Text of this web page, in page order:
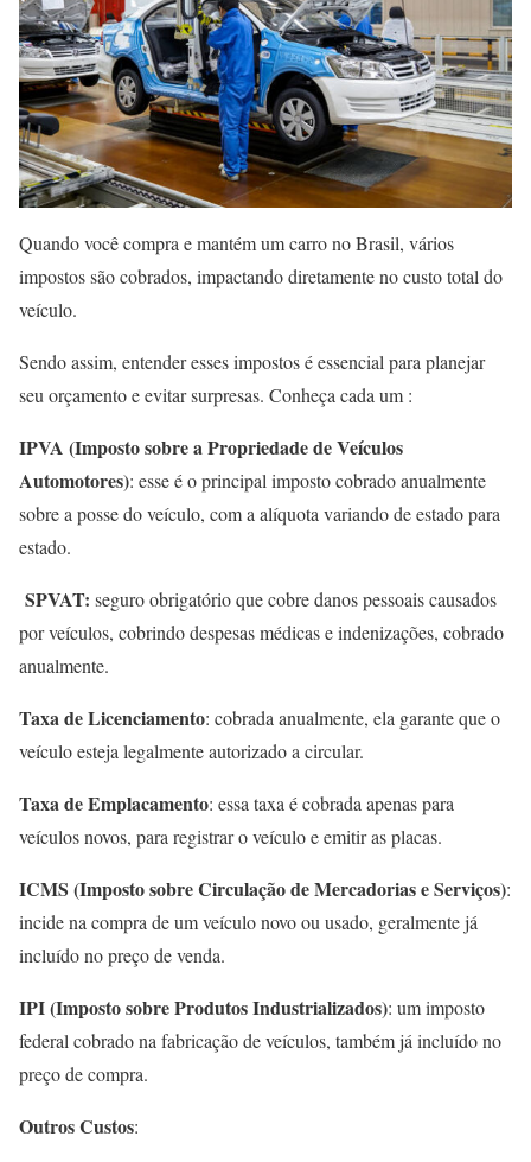
Quando você compra e mantém um carro no Brasil, vários
impostos são cobrados, impactando diretamente no custo total do
veículo.
Sendo assim, entender esses impostos é essencial para planejar
seu orçamento e evitar surpresas. Conheça cada um :
IPVA (Imposto sobre a Propriedade de Veículos
Automotores): esse é o principal imposto cobrado anualmente
sobre a posse do veículo, com a alíquota variando de estado para
estado.
SPVAT: seguro obrigatório que cobre danos pessoais causados
por veículos, cobrindo despesas médicas e indenizações, cobrado
anualmente.
Taxa de Licenciamento: cobrada anualmente, ela garante que o
veículo esteja legalmente autorizado a circular.
Taxa de Emplacamento: essa taxa é cobrada apenas para
veículos novos, para registrar o veículo e emitir as placas.
ICMS (Imposto sobre Circulação de Mercadorias e Serviços):
incide na compra de um veículo novo ou usado, geralmente já
incluído no preço de venda.
IPI (Imposto sobre Produtos Industrializados): um imposto
federal cobrado na fabricação de veículos, também já incluído no
preço de compra.
Outros Custos: